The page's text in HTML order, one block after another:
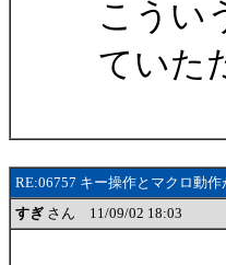
こうい
ていた
RE:06757 キー操作とマクロ動作
すぎ さん 11/09/02 18:03